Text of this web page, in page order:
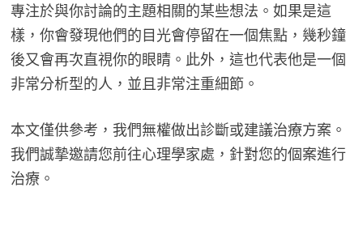
專注於與你討論的主題相關的某些想法。如果是這
樣，你會發現他們的目光會停留在一個焦點，幾秒鐘
後又會再次直視你的眼睛。此外，這也代表他是一個
非常分析型的人，並且非常注重細節。
本文僅供參考，我們無權做出診斷或建議治療方案。
我們誠摯邀請您前往心理學家處，針對您的個案進行
治療。